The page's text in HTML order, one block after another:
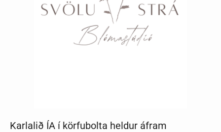
Karlalið ÍA í körfubolta heldur áfram